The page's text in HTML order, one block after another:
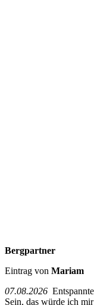
Bergpartner
Eintrag von Mariam
07.08.2026
Sein, das würde ich